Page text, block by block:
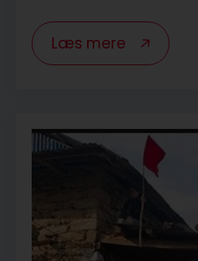
Læs mere